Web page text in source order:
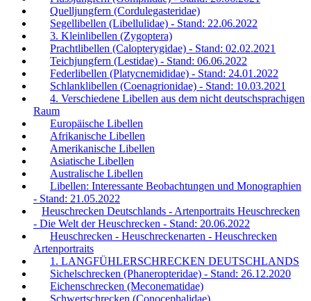
Quelljungfern (Cordulegasteridae)
Segellibellen (Libellulidae) - Stand: 22.06.2022
3. Kleinlibellen (Zygoptera)
Prachtlibellen (Calopterygidae) - Stand: 02.02.2021
Teichjungfern (Lestidae) - Stand: 06.06.2022
Federlibellen (Platycnemididae) - Stand: 24.01.2022
Schlanklibellen (Coenagrionidae) - Stand: 10.03.2021
4. Verschiedene Libellen aus dem nicht deutschsprachigen
Raum
Europäische Libellen
Afrikanische Libellen
Amerikanische Libellen
Asiatische Libellen
Australische Libellen
Libellen: Interessante Beobachtungen und Monographien
- Stand: 21.05.2022
Heuschrecken Deutschlands - Artenportraits Heuschrecken
- Die Welt der Heuschrecken - Stand: 20.06.2022
Heuschrecken - Heuschreckenarten - Heuschrecken
Artenportraits
1. LANGFÜHLERSCHRECKEN DEUTSCHLANDS
Sichelschrecken (Phaneropteridae) - Stand: 26.12.2020
Eichenschrecken (Meconematidae)
Schwertschrecken (Conocephalidae)